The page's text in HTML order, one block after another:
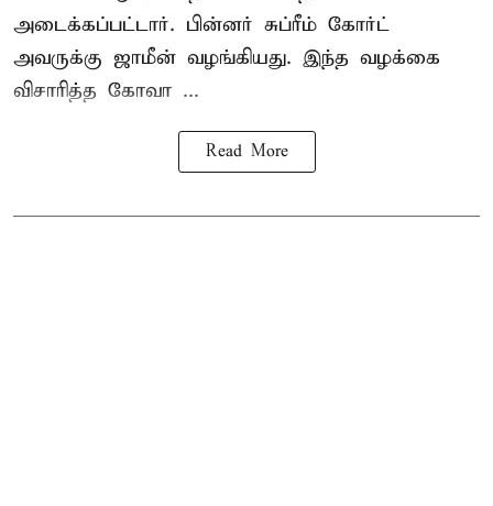
அடைக்கப்பட்டார். பின்னர் சுப்ரீம் கோர்ட்
அவருக்கு ஜாமீன் வழங்கியது. இந்த வழக்கை
விசாரித்த கோவா ...
Read More